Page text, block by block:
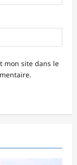
mon site dans le